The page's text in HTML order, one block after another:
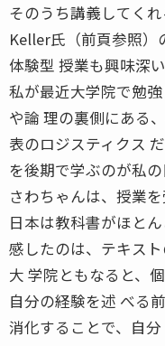
そのうち講義してく
Keller氏（前頁参照）
体験型 授業も興味深い
私が最近大学院で勉
や論 理の裏側にある
表のロジスティクス
を後期で学ぶのが私の
さわちゃんは、授業
日本は教科書がほと
感したのは、テキスト
大 学院ともなると、
自分の経験を述 べる
消化することで、自